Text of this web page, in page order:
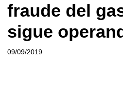
fraude del
sigue
09/09/2019